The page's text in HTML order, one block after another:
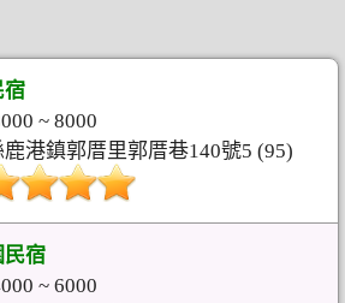
宿
~ 8000
港鎮郭厝里郭厝巷140號5 (95)
民宿
~ 6000